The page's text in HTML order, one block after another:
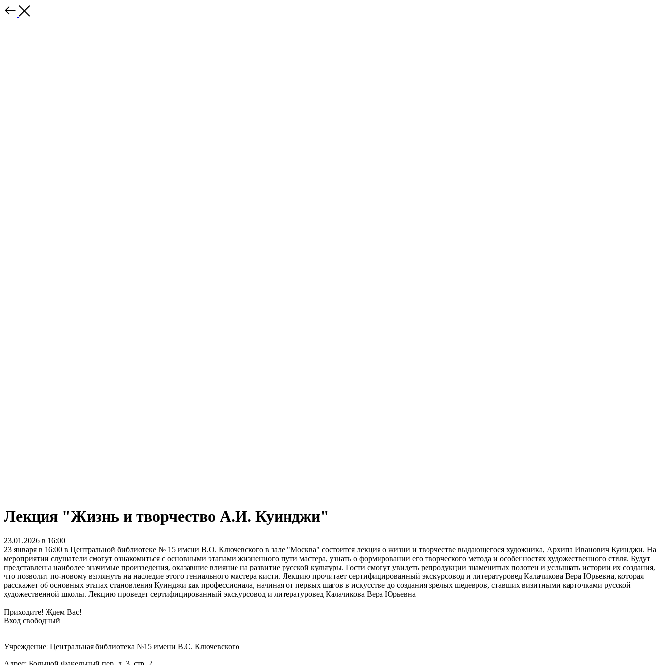
Лекция "Жизнь и творчество А.И. Куинджи"
23.01.2026 в 16:00
23 января в 16:00 в Центральной библиотеке № 15 имени В.О. Ключевского в зале "Москва" состоится лекция о жизни и творчестве выдающегося художника, Архипа Иванович Куинджи. На
мероприятии слушатели смогут ознакомиться с основными этапами жизненного пути мастера, узнать о формировании его творческого метода и особенностях художественного стиля. Будут
представлены наиболее значимые произведения, оказавшие влияние на развитие русской культуры. Гости смогут увидеть репродукции знаменитых полотен и услышать истории их создания,
что позволит по-новому взглянуть на наследие этого гениального мастера кисти. Лекцию прочитает сертифицированный экскурсовод и литературовед Калачикова Вера Юрьевна, которая
расскажет об основных этапах становления Куинджи как профессионала, начиная от первых шагов в искусстве до создания зрелых шедевров, ставших визитными карточками русской
художественной школы. Лекцию проведет сертифицированный экскурсовод и литературовед Калачикова Вера Юрьевна
Приходите! Ждем Вас!
Вход свободный
Учреждение: Центральная библиотека №15 имени В.О. Ключевского
Адрес: Большой Факельный пер, д. 3, стр. 2